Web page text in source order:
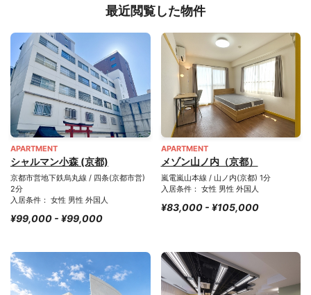
最近閲覧した物件
APARTMENT
シャルマン小森 (京都)
京都市営地下鉄烏丸線 / 四条(京都市営)
2分
入居条件： 女性 男性 外国人
¥99,000 - ¥99,000
APARTMENT
メゾン山ノ内（京都）
嵐電嵐山本線 / 山ノ内(京都) 1分
入居条件： 女性 男性 外国人
¥83,000 - ¥105,000